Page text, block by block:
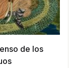
de los